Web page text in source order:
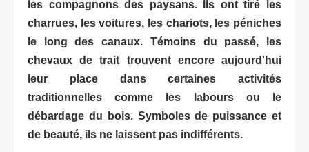
les compagnons des paysans. Ils ont tiré les
charrues, les voitures, les chariots, les péniches
le long des canaux. Témoins du passé, les
chevaux de trait trouvent encore aujourd'hui
leur place dans certaines activités
traditionnelles comme les labours ou le
débardage du bois. Symboles de puissance et
de beauté, ils ne laissent pas indifférents.